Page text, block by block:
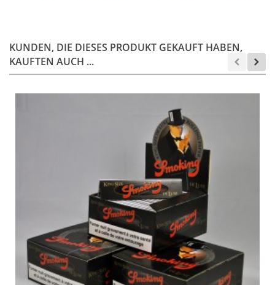
KUNDEN, DIE DIESES PRODUKT GEKAUFT HABEN,
KAUFTEN AUCH ...